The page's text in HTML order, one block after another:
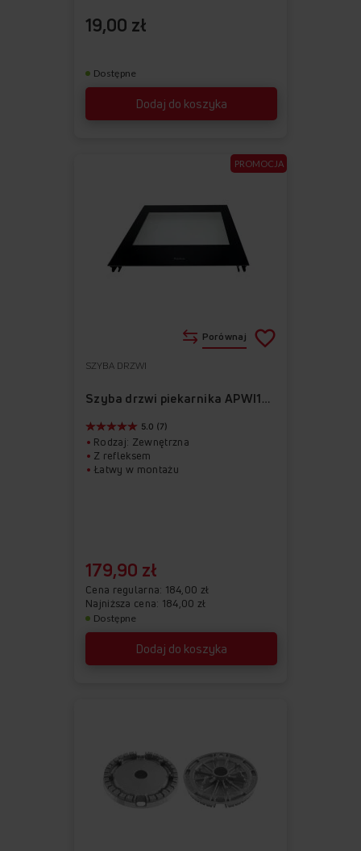
Dodaj do koszyka
19,00 zł
Dostępne
SZYBA DRZWI
Szyba drzwi piekarnika APWI1017
Dodaj do koszyka
5.0 (7)
Rodzaj: Zewnętrzna
Z refleksem
Łatwy w montażu
179,90 zł
Cena regularna 184,00 zł
Najniższa cena: 184,00 zł
Dostępne
Porównaj
PROMOCJA